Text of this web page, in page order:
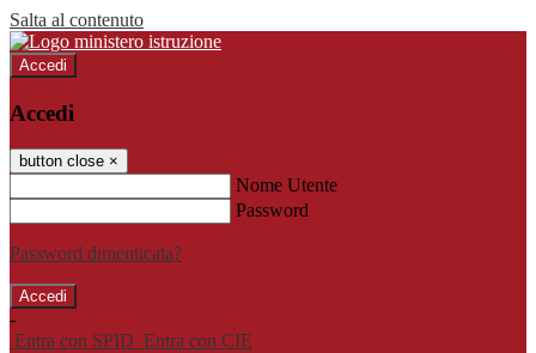
Salta al contenuto
Accedi
Accedi
button close ×
Nome Utente
Password
Password dimenticata?
-
Entra con SPID Entra con CIE